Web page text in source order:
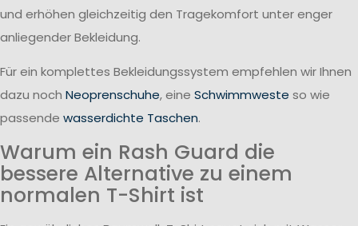
und erhöhen gleichzeitig den Tragekomfort unter enger
anliegender Bekleidung.
Für ein komplettes Bekleidungssystem empfehlen wir Ihnen
dazu noch Neoprenschuhe, eine Schwimmweste so wie
passende wasserdichte Taschen.
Warum ein Rash Guard die
bessere Alternative zu einem
normalen T-Shirt ist